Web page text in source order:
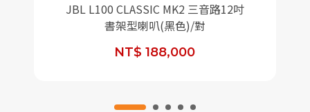
JBL L100 CLASSIC MK2 三音路12吋
書架型喇叭(黑色)/對
NT$ 188,000